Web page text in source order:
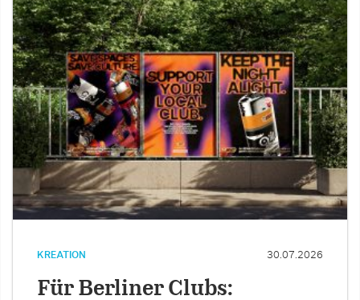
KREATION 30.07.2026
Für Berliner Clubs: